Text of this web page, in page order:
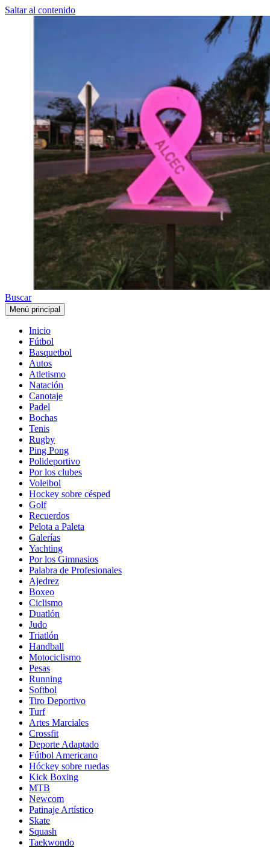
Saltar al contenido
Buscar
Menú principal
Inicio
Fútbol
Basquetbol
Autos
Atletismo
Natación
Canotaje
Padel
Bochas
Tenis
Rugby
Ping Pong
Polideportivo
Por los clubes
Voleibol
Hockey sobre césped
Golf
Recuerdos
Pelota a Paleta
Galerías
Yachting
Por los Gimnasios
Palabra de Profesionales
Ajedrez
Boxeo
Ciclismo
Duatlón
Judo
Triatlón
Handball
Motociclismo
Pesas
Running
Softbol
Tiro Deportivo
Turf
Artes Marciales
Crossfit
Deporte Adaptado
Fútbol Americano
Hóckey sobre ruedas
Kick Boxing
MTB
Newcom
Patinaje Artístico
Skate
Squash
Taekwondo